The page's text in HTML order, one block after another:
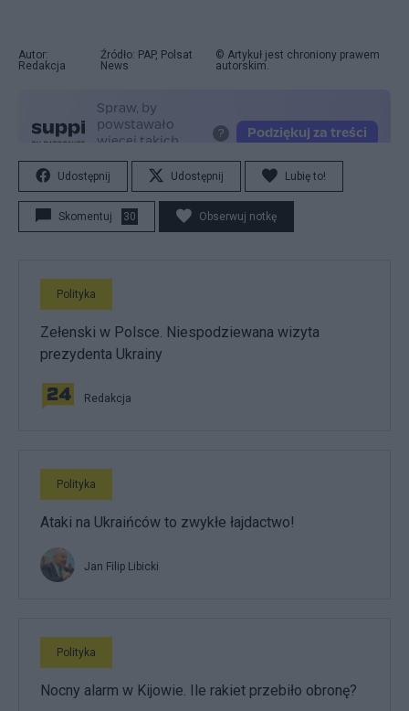
Autor:
Redakcja
Źródło: PAP, Polsat
News
© Artykuł jest chroniony prawem
autorskim.
Udostępnij Udostępnij Lubię to!
Skomentuj 30 Obserwuj notkę
Polityka
Zełenski w Polsce. Niespodziewana wizyta
prezydenta Ukrainy
Redakcja
Polityka
Ataki na Ukraińców to zwykłe łajdactwo!
Jan Filip Libicki
Polityka
Nocny alarm w Kijowie. Ile rakiet przebiło obronę?